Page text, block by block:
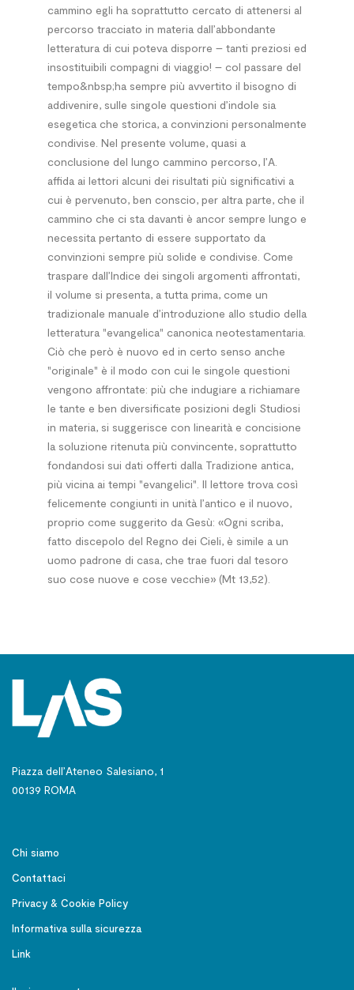
cammino egli ha soprattutto cercato di attenersi al
percorso tracciato in materia dall’abbondante
letteratura di cui poteva disporre – tanti preziosi ed
insostituibili compagni di viaggio! – col passare del
tempo&nbsp;ha sempre più avvertito il bisogno di
addivenire, sulle singole questioni d’indole sia
esegetica che storica, a convinzioni personalmente
condivise. Nel presente volume, quasi a
conclusione del lungo cammino percorso, l’A.
affida ai lettori alcuni dei risultati più significativi a
cui è pervenuto, ben conscio, per altra parte, che il
cammino che ci sta davanti è ancor sempre lungo e
necessita pertanto di essere supportato da
convinzioni sempre più solide e condivise. Come
traspare dall’Indice dei singoli argomenti affrontati,
il volume si presenta, a tutta prima, come un
tradizionale manuale d’introduzione allo studio della
letteratura "evangelica" canonica neotestamentaria.
Ciò che però è nuovo ed in certo senso anche
"originale" è il modo con cui le singole questioni
vengono affrontate: più che indugiare a richiamare
le tante e ben diversificate posizioni degli Studiosi
in materia, si suggerisce con linearità e concisione
la soluzione ritenuta più convincente, soprattutto
fondandosi sui dati offerti dalla Tradizione antica,
più vicina ai tempi "evangelici". Il lettore trova così
felicemente congiunti in unità l’antico e il nuovo,
proprio come suggerito da Gesù: «Ogni scriba,
fatto discepolo del Regno dei Cieli, è simile a un
uomo padrone di casa, che trae fuori dal tesoro
suo cose nuove e cose vecchie» (Mt 13,52).
Piazza dell’Ateneo Salesiano, 1
00139 ROMA
Chi siamo
Contattaci
Privacy & Cookie Policy
Informativa sulla sicurezza
Link